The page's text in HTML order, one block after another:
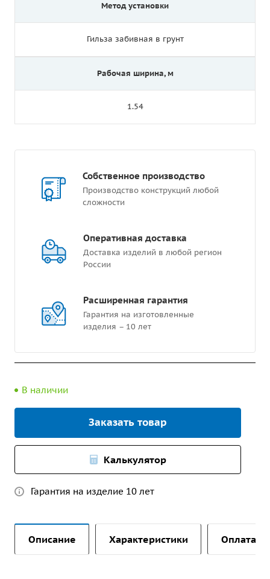
Метод установки
Гильза забивная в грунт
Рабочая ширина, м
1.54
Собственное производство
Производство конструкций любой
сложности
Оперативная доставка
Доставка изделий в любой регион
России
Расширенная гарантия
Гарантия на изготовленные
изделия – 10 лет
В наличии
Заказать товар
Калькулятор
Гарантия на изделие 10 лет
Описание Характеристики Оплата и